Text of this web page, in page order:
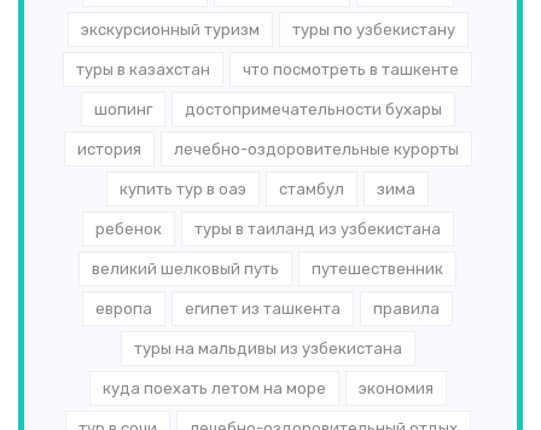
экскурсионный туризм туры по узбекистану
туры в казахстан что посмотреть в ташкенте
шопинг достопримечательности бухары
история лечебно-оздоровительные курорты
купить тур в оаэ стамбул зима
ребенок туры в таиланд из узбекистана
великий шелковый путь путешественник
европа египет из ташкента правила
туры на мальдивы из узбекистана
куда поехать летом на море экономия